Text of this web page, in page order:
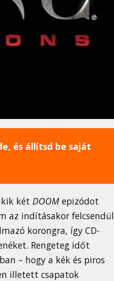
és állítsd be saját
két DOOM epizódot
az indításakor
korongra, így CD-
Rengeteg időt
– hogy a kék és piros
illetett csapatok